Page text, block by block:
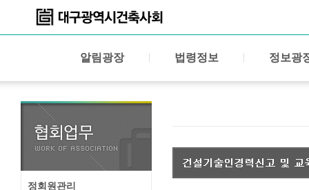
알림광장 법령정보 정보광
정회원관리